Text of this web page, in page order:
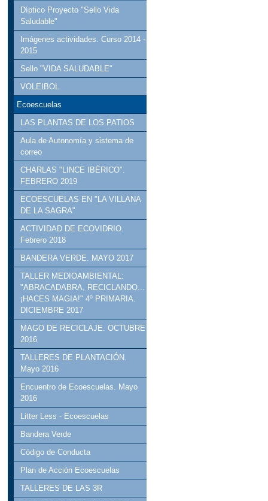
Díptico Proyecto "Sello Vida
Saludable"
Imágenes actividades. Curso 2014 -
2015
Sello "VIDA SALUDABLE"
VOLEIBOL
Ecoescuelas
LAS PLANTAS DE LOS PATIOS
Aula de Autonomía y sistema de
correo
CHARLAS "LINCE IBÉRICO".
FEBRERO 2019
ECOESCUELAS EN "LA VILLANA
DE LA SAGRA"
ACTIVIDAD DE ECOVIDRIO.
Febrero 2018
BANDERA VERDE. MAYO 2017
TALLER MEDIOAMBIENTAL:
"ABRACADABRA, RECICLANDO...
¡HACES MAGIA!" 4º PRIMARIA.
DICIEMBRE 2017
MAGO DE RECICLAJE. OCTUBRE
2016
TALLERES DE PLANTACIÓN.
Mayo 2016
Encuentro de Ecoescuelas. Mayo
2016
Litter Less - Ecoescuelas
Bandera Verde
Código de Conducta
Plan de Acción Ecoescuelas
TALLERES DE LAS 3R